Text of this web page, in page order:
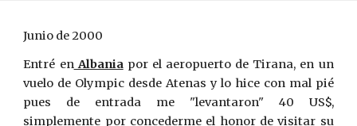
Junio de 2000
Entré enAlbaniapor el aeropuerto de Tirana, en un
vuelo de Olympic desde Atenas y lo hice con mal pié
pues de entrada me "levantaron" 40 US$,
simplemente por concederme el honor de visitar su